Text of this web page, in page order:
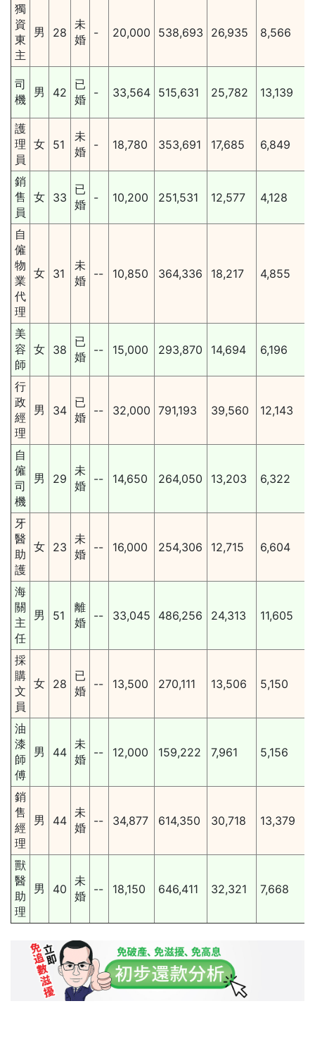
獨
資
東
主
男 28
未
婚
- 20,000 538,693 26,935 8,566
司
機
男 42
已
婚
- 33,564 515,631 25,782 13,139
護
理
員
女 51
未
婚
- 18,780 353,691 17,685 6,849
銷
售
員
女 33
已
婚
- 10,200 251,531 12,577 4,128
自
僱
物
業
代
理
女 31
未
婚
-- 10,850 364,336 18,217 4,855
美
容
師
女 38
已
婚
-- 15,000 293,870 14,694 6,196
行
政
經
理
男 34
已
婚
-- 32,000 791,193 39,560 12,143
自
僱
司
機
男 29
未
婚
-- 14,650 264,050 13,203 6,322
牙
醫
助
護
女 23
未
婚
-- 16,000 254,306 12,715 6,604
海
關
主
任
男 51
離
婚
-- 33,045 486,256 24,313 11,605
採
購
文
員
女 28
已
婚
-- 13,500 270,111 13,506 5,150
油
漆
師
傅
男 44
未
婚
-- 12,000 159,222 7,961 5,156
銷
售
經
理
男 44
未
婚
-- 34,877 614,350 30,718 13,379
獸
醫
助
理
男 40
未
婚
-- 18,150 646,411 32,321 7,668